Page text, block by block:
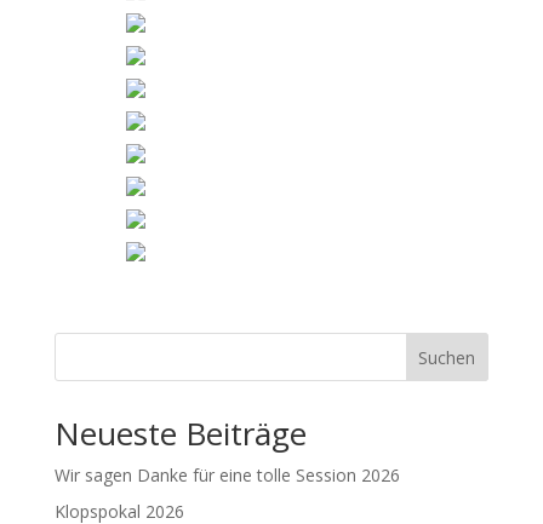
Suchen
Neueste Beiträge
Wir sagen Danke für eine tolle Session 2026
Klopspokal 2026